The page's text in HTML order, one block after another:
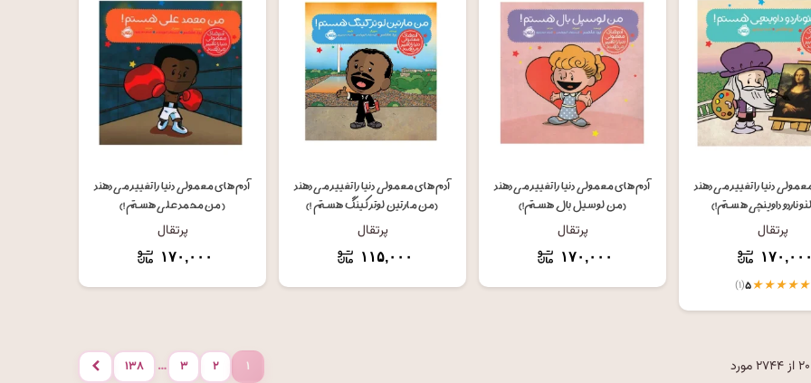
افزودن به سبد خرید
دنیا را تغییر می دهند
داوینچی هستم!)
پرتقال
۱۷۰,۰۰۰
★
★
★
★
★۵(۱)
افزودن به سبد خرید
آدم های معمولی دنیا را تغییر می دهند
(من لوسیل بال هستم!)
پرتقال
۱۷۰,۰۰۰
افزودن به سبد خرید
آدم های معمولی دنیا را تغییر می دهند
(من مارتین لوتر کینگ هستم !)
پرتقال
۱۱۵,۰۰۰
افزودن به سبد خرید
آدم های معمولی دنیا را تغییر می دهند
(من محمد علی هستم!)
پرتقال
۱۷۰,۰۰۰
۱ ۲ ۳ … ۱۳۸ بعدی